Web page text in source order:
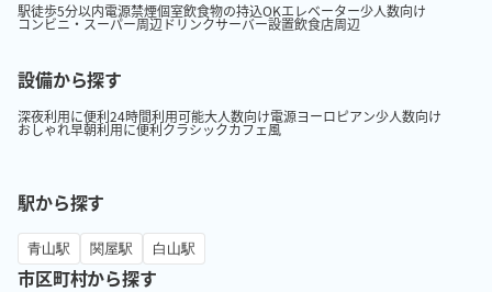
駅徒歩5分以内電源禁煙個室飲食物の持込OKエレベーター少人数向け
コンビニ・スーパー周辺ドリンクサーバー設置飲食店周辺
設備から探す
深夜利用に便利24時間利用可能大人数向け電源ヨーロピアン少人数向け
おしゃれ早朝利用に便利クラシックカフェ風
駅から探す
青山駅 関屋駅 白山駅
市区町村から探す